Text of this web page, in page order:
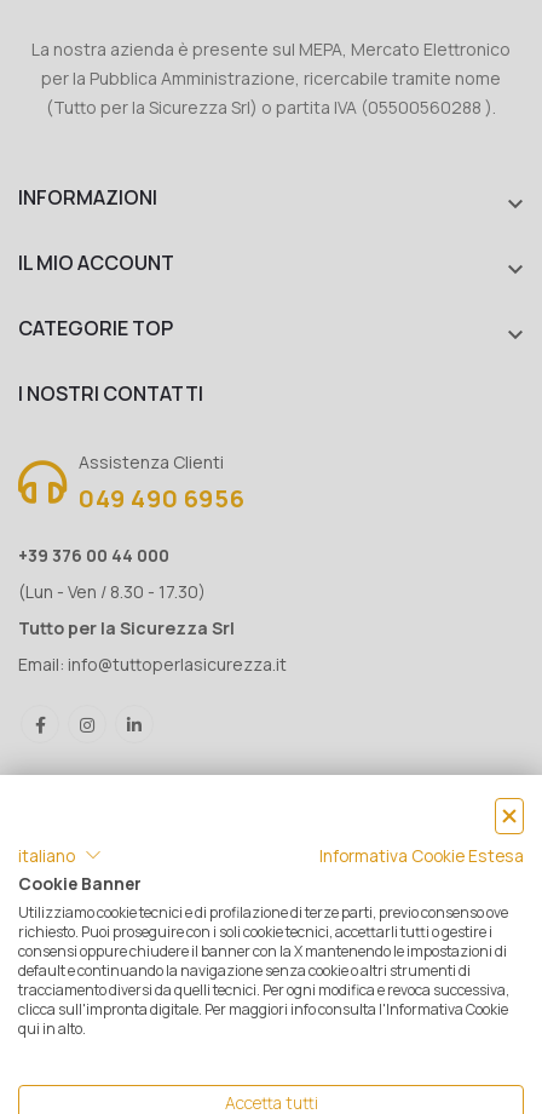
La nostra azienda è presente sul MEPA, Mercato Elettronico
per la Pubblica Amministrazione, ricercabile tramite nome
(Tutto per la Sicurezza Srl) o partita IVA (05500560288 ).
INFORMAZIONI 
IL MIO ACCOUNT 
CATEGORIE TOP 
I NOSTRI CONTATTI
Assistenza Clienti
049 490 6956
+39 376 00 44 000
(Lun - Ven / 8.30 - 17.30)
Tutto per la Sicurezza Srl
Email: info@tuttoperlasicurezza.it
® Tutto per la Sicurezza Srl IT05500560288 | Rea 471793 - C.S. €
10.000 i.v. | © 2025 Tutti i diritti riservati. Tutto per la sicurezza è un
marchio registrato
Privacy e Cookie Policy|Mappa del sito|Termini e condizioni di
italiano
Informativa Cookie Estesa
Cookie Banner
Utilizziamo cookie tecnici e di profilazione di terze parti, previo consenso ove
richiesto. Puoi proseguire con i soli cookie tecnici, accettarli tutti o gestire i
consensi oppure chiudere il banner con la X mantenendo le impostazioni di
default e continuando la navigazione senza cookie o altri strumenti di
tracciamento diversi da quelli tecnici. Per ogni modifica e revoca successiva,
clicca sull'impronta digitale. Per maggiori info consulta l'Informativa Cookie
qui in alto.
Accetta tutti